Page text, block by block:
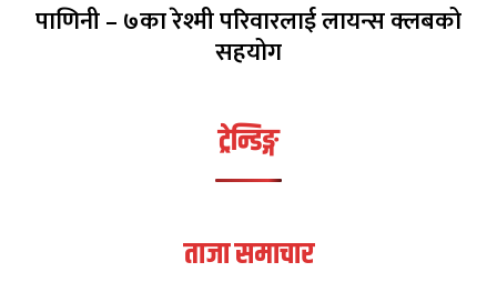
पाणिनी – ७का रेश्मी परिवारलाई लायन्स क्लबको
सहयोग
ट्रेन्डिङ्ग
ताजा समाचार